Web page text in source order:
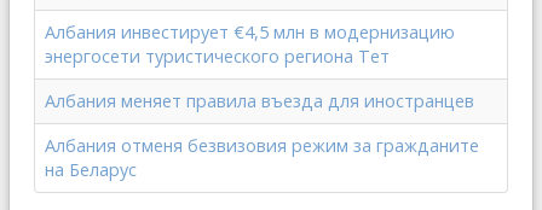
Албания инвестирует €4,5 млн в модернизацию
энергосети туристического региона Тет
Албания меняет правила въезда для иностранцев
Албания отменя безвизовия режим за гражданите
на Беларус